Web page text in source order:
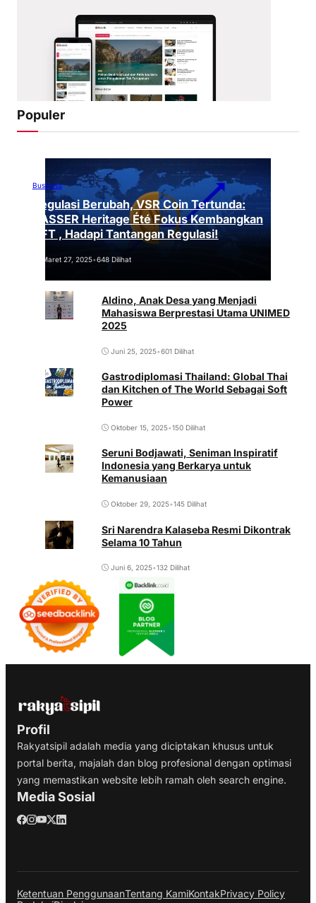
Populer
Business
Regulasi Berubah, VSR Coin Tertunda:
VASSER Heritage Été Fokus Kembangkan
NFT , Hadapi Tantangan Regulasi!
Maret 27, 2025•648 Dilihat
Aldino, Anak Desa yang Menjadi
Mahasiswa Berprestasi Utama UNIMED
2025
Juni 25, 2025•601 Dilihat
Gastrodiplomasi Thailand: Global Thai
dan Kitchen of The World Sebagai Soft
Power
Oktober 15, 2025•150 Dilihat
Seruni Bodjawati, Seniman Inspiratif
Indonesia yang Berkarya untuk
Kemanusiaan
Oktober 29, 2025•145 Dilihat
Sri Narendra Kalaseba Resmi Dikontrak
Selama 10 Tahun
Juni 6, 2025•132 Dilihat
Profil
Rakyatsipil adalah media yang diciptakan khusus untuk
portal berita, majalah dan blog profesional dengan optimasi
yang memastikan website lebih ramah oleh search engine.
Media Sosial
Ketentuan PenggunaanTentang KamiKontakPrivacy Policy